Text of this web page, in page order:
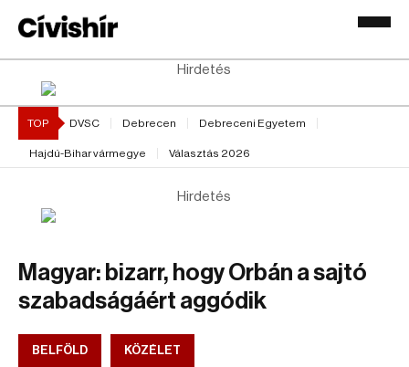
Hirdetés
TOP DVSC Debrecen Debreceni Egyetem
Hajdú-Bihar vármegye Választás 2026
Hirdetés
Magyar: bizarr, hogy Orbán a sajtó
szabadságáért aggódik
BELFÖLD KÖZÉLET